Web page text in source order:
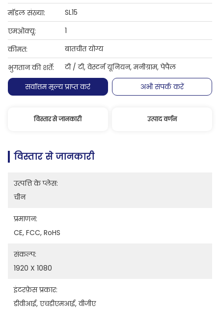
मॉडल संख्या:
SL15
एमओक्यू:
1
कीमत:
बातचीत योग्य
भुगतान की शर्तें:
टी / टी, वेस्टर्न यूनियन, मनीग्राम, पेपैल
सर्वोत्तम मूल्य प्राप्त करें
अभी संपर्क करें
विस्तार से जानकारी उत्पाद वर्णन
विस्तार से जानकारी
उत्पत्ति के प्लेस:
चीन
प्रमाणन:
CE, FCC, RoHS
संकल्प:
1920 X 1080
इंटरफ़ेस प्रकार:
डीवीआई, एचडीएमआई, वीजीए